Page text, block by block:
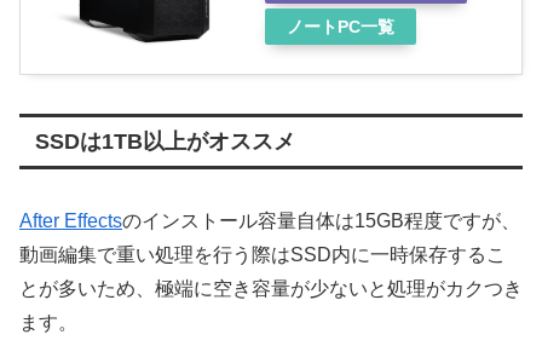
ノートPC一覧
SSDは1TB以上がオススメ
After Effectsのインストール容量自体は15GB程度ですが、
動画編集で重い処理を行う際はSSD内に一時保存するこ
とが多いため、極端に空き容量が少ないと処理がカクつき
ます。